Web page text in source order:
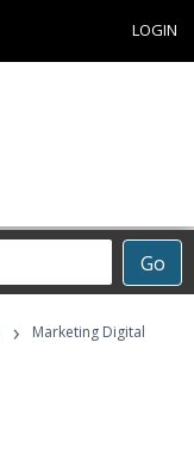
LOGIN
Go
›
Marketing Digital